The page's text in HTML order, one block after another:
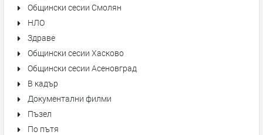
Общински сесии Смолян
НЛО
Здраве
Общински сесии Хасково
Общински сесии Асеновград
В кадър
Документални филми
Пъзел
По пътя